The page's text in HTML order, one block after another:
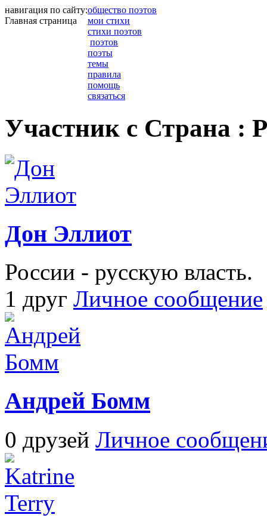
навигация по сайту:
Главная страница
общество поэтов
мои стихи
стихи поэтов
поэтов
поэты
темы
правила
помощь
связаться
Участник с Страна :
Дон Эллиот
России - русскую власть.
1 друг Личное сообщение
Андрей Бомм
0 друзей Личное